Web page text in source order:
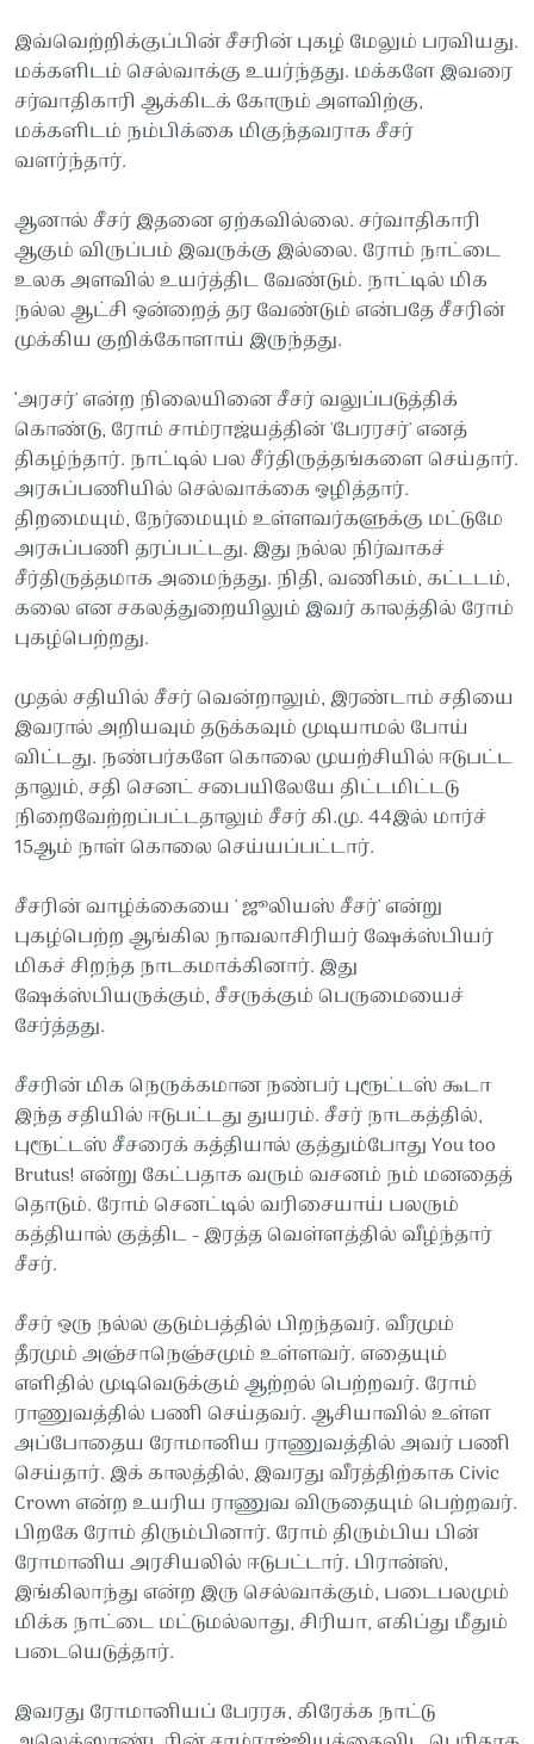
இவ்வெற்றிக்குப்பின் சீசரின் புகழ் மேலும் பரவியது.
மக்களிடம் செல்வாக்கு உயர்ந்தது. மக்களே இவரை
சர்வாதிகாரி ஆக்கிடக் கோரும் அளவிற்கு,
மக்களிடம் நம்பிக்கை மிகுந்தவராக சீசர்
வளர்ந்தார்.
ஆனால் சீசர் இதனை ஏற்கவில்லை. சர்வாதிகாரி
ஆகும் விருப்பம் இவருக்கு இல்லை. ரோம் நாட்டை
உலக அளவில் உயர்த்திட வேண்டும். நாட்டில் மிக
நல்ல ஆட்சி ஒன்றைத் தர வேண்டும் என்பதே சீசரின்
முக்கிய குறிக்கோளாய் இருந்தது.
‘அரசர்' என்ற நிலையினை சீசர் வலுப்படுத்திக்
கொண்டு, ரோம் சாம்ராஜ்யத்தின் 'பேரரசர்' எனத்
திகழ்ந்தார். நாட்டில் பல சீர்திருத்தங்களை செய்தார்.
அரசுப்பணியில் செல்வாக்கை ஒழித்தார்.
திறமையும், நேர்மையும் உள்ளவர்களுக்கு மட்டுமே
அரசுப்பணி தரப்பட்டது. இது நல்ல நிர்வாகச்
சீர்திருத்தமாக அமைந்தது. நிதி, வணிகம், கட்டடம்,
கலை என சகலத்துறையிலும் இவர் காலத்தில் ரோம்
புகழ்பெற்றது.
முதல் சதியில் சீசர் வென்றாலும், இரண்டாம் சதியை
இவரால் அறியவும் தடுக்கவும் முடியாமல் போய்
விட்டது. நண்பர்களே கொலை முயற்சியில் ஈடுபட்ட
தாலும், சதி செனட் சபையிலேயே திட்டமிட்டடு
நிறைவேற்றப்பட்டதாலும் சீசர் கி.மு. 44இல் மார்ச்
15ஆம் நாள் கொலை செய்யப்பட்டார்.
சீசரின் வாழ்க்கையை ' ஜூலியஸ் சீசர்' என்று
புகழ்பெற்ற ஆங்கில நாவலாசிரியர் ஷேக்ஸ்பியர்
மிகச் சிறந்த நாடகமாக்கினார். இது
ஷேக்ஸ்பியருக்கும், சீசருக்கும் பெருமையைச்
சேர்த்தது.
சீசரின் மிக நெருக்கமான நண்பர் புரூட்டஸ் கூடா
இந்த சதியில் ஈடுபட்டது துயரம். சீசர் நாடகத்தில்,
புரூட்டஸ் சீசரைக் கத்தியால் குத்தும்போது You too
Brutus! என்று கேட்பதாக வரும் வசனம் நம் மனதைத்
தொடும். ரோம் செனட்டில் வரிசையாய் பலரும்
கத்தியால் குத்திட - இரத்த வெள்ளத்தில் வீழ்ந்தார்
சீசர்.
சீசர் ஒரு நல்ல குடும்பத்தில் பிறந்தவர். வீரமும்
தீரமும் அஞ்சாநெஞ்சமும் உள்ளவர். எதையும்
எளிதில் முடிவெடுக்கும் ஆற்றல் பெற்றவர். ரோம்
ராணுவத்தில் பணி செய்தவர். ஆசியாவில் உள்ள
அப்போதைய ரோமானிய ராணுவத்தில் அவர் பணி
செய்தார். இக் காலத்தில், இவரது வீரத்திற்காக Civic
Crown என்ற உயரிய ராணுவ விருதையும் பெற்றவர்.
பிறகே ரோம் திரும்பினார். ரோம் திரும்பிய பின்
ரோமானிய அரசியலில் ஈடுபட்டார். பிரான்ஸ்,
இங்கிலாந்து என்ற இரு செல்வாக்கும், படைபலமும்
மிக்க நாட்டை மட்டுமல்லாது, சிரியா, எகிப்து மீதும்
படையெடுத்தார்.
இவரது ரோமானியப் பேரரசு, கிரேக்க நாட்டு